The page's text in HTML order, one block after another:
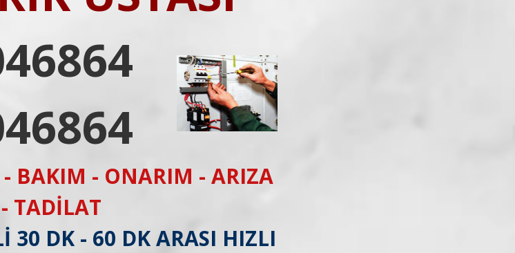
BAKIM - ONARIM - ARIZA
- TADİLAT
30 DK - 60 DK ARASI HIZLI